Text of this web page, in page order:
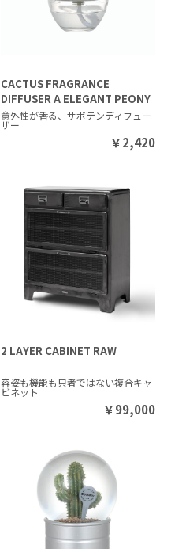
CACTUS FRAGRANCE
DIFFUSER A ELEGANT PEONY
意外性が香る、サボテンディフュー
ザー
￥2,420
2 LAYER CABINET RAW
容姿も機能も只者ではない複合キャ
ビネット
￥99,000